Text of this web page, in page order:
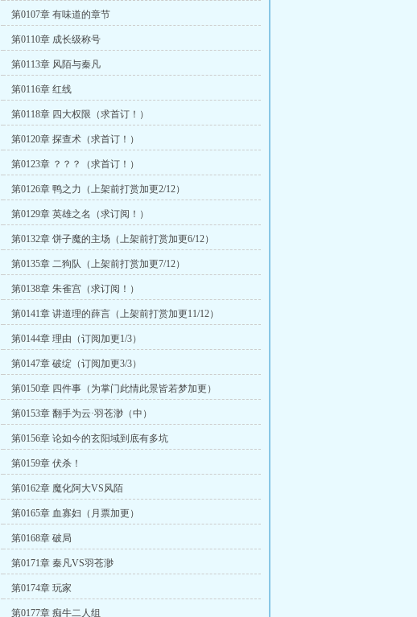
第0107章 有味道的章节
第0110章 成长级称号
第0113章 风陌与秦凡
第0116章 红线
第0118章 四大权限（求首订！）
第0120章 探查术（求首订！）
第0123章 ？？？（求首订！）
第0126章 鸭之力（上架前打赏加更2/12）
第0129章 英雄之名（求订阅！）
第0132章 饼子魔的主场（上架前打赏加更6/12）
第0135章 二狗队（上架前打赏加更7/12）
第0138章 朱雀宫（求订阅！）
第0141章 讲道理的薛言（上架前打赏加更11/12）
第0144章 理由（订阅加更1/3）
第0147章 破绽（订阅加更3/3）
第0150章 四件事（为掌门此情此景皆若梦加更）
第0153章 翻手为云·羽苍渺（中）
第0156章 论如今的玄阳域到底有多坑
第0159章 伏杀！
第0162章 魔化阿大VS风陌
第0165章 血寡妇（月票加更）
第0168章 破局
第0171章 秦凡VS羽苍渺
第0174章 玩家
第0177章 痴牛二人组